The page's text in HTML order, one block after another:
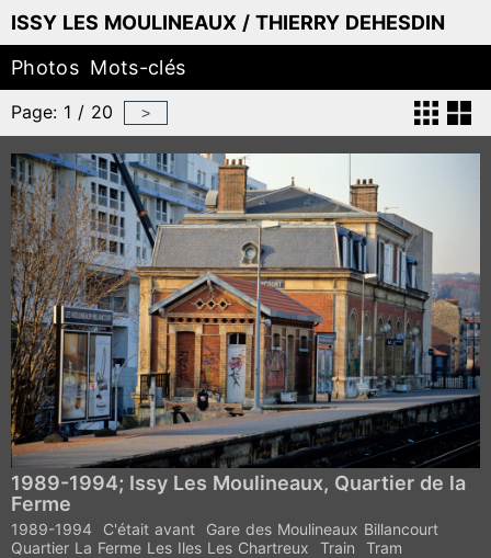
ISSY LES MOULINEAUX / THIERRY DEHESDIN
Photos Mots-clés
Page: 1 / 20 >
1989-1994; Issy Les Moulineaux, Quartier de la
Ferme
1989-1994 C'était avant
Gare des Moulineaux Billancourt
Quartier La Ferme Les Iles Les Chartreux
Train Tram